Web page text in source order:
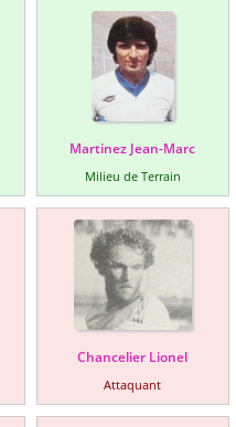
Martinez Jean-Marc
Milieu de Terrain
Chancelier Lionel
Attaquant